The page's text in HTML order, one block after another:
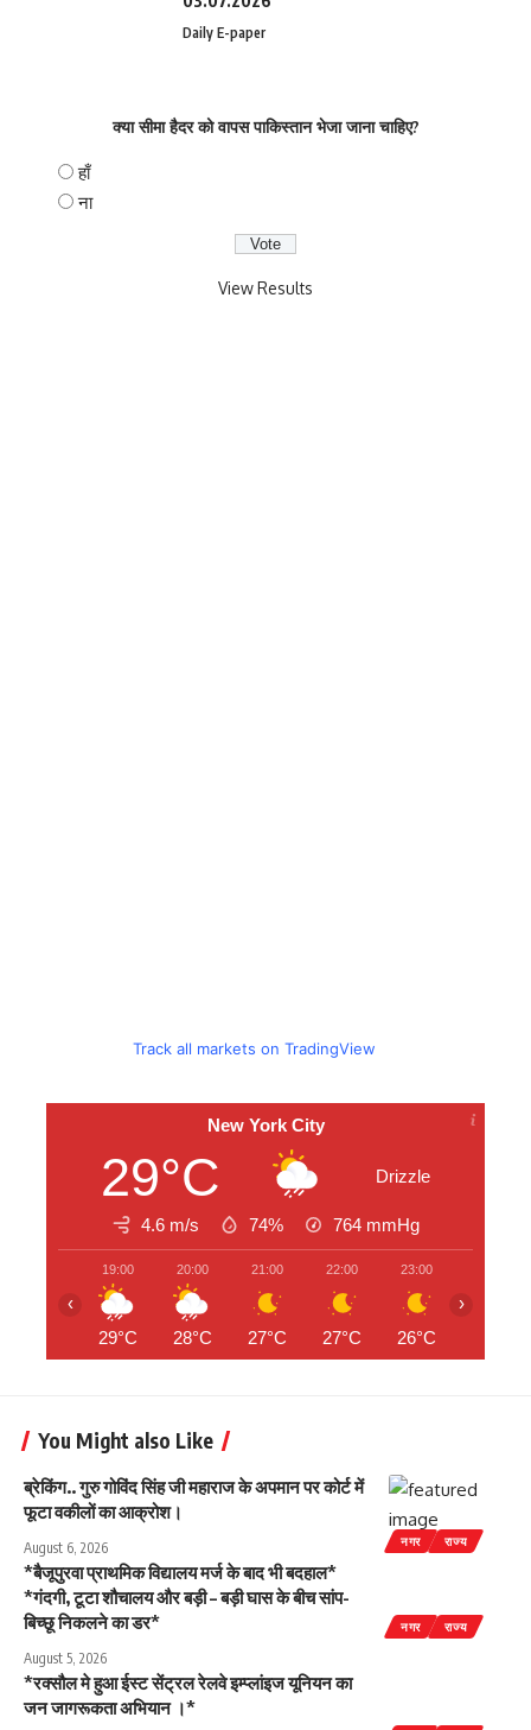
Daily E-paper
क्या सीमा हैदर को वापस पाकिस्तान भेजा जाना चाहिए?
हाँ
ना
View Results
Track all markets on TradingView
New York City
29°C Drizzle
4.6 m/s 74% 764 mmHg
19:00
29°C
20:00
28°C
21:00
27°C
22:00
27°C
23:00
26°C
‹ ›
You Might also Like
नगर राज्य
ब्रेकिंग.. गुरु गोविंद सिंह जी महाराज के अपमान पर कोर्ट में
फूटा वकीलों का आक्रोश।
August 6, 2026
नगर राज्य
*बैजूपुरवा प्राथमिक विद्यालय मर्ज के बाद भी बदहाल*
*गंदगी, टूटा शौचालय और बड़ी – बड़ी घास के बीच सांप-
बिच्छू निकलने का डर*
August 5, 2026
*रक्सौल मे हुआ ईस्ट सेंट्रल रेलवे इम्प्लांइज यूनियन का
जन जागरूकता अभियान ।*